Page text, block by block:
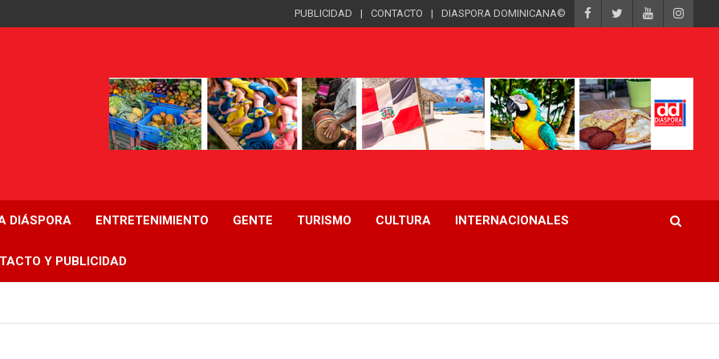
PUBLICIDAD CONTACTO DIASPORA DOMINICANA©
DIÁSPORA ENTRETENIMIENTO GENTE TURISMO CULTURA INTERNACIONALES
Y PUBLICIDAD